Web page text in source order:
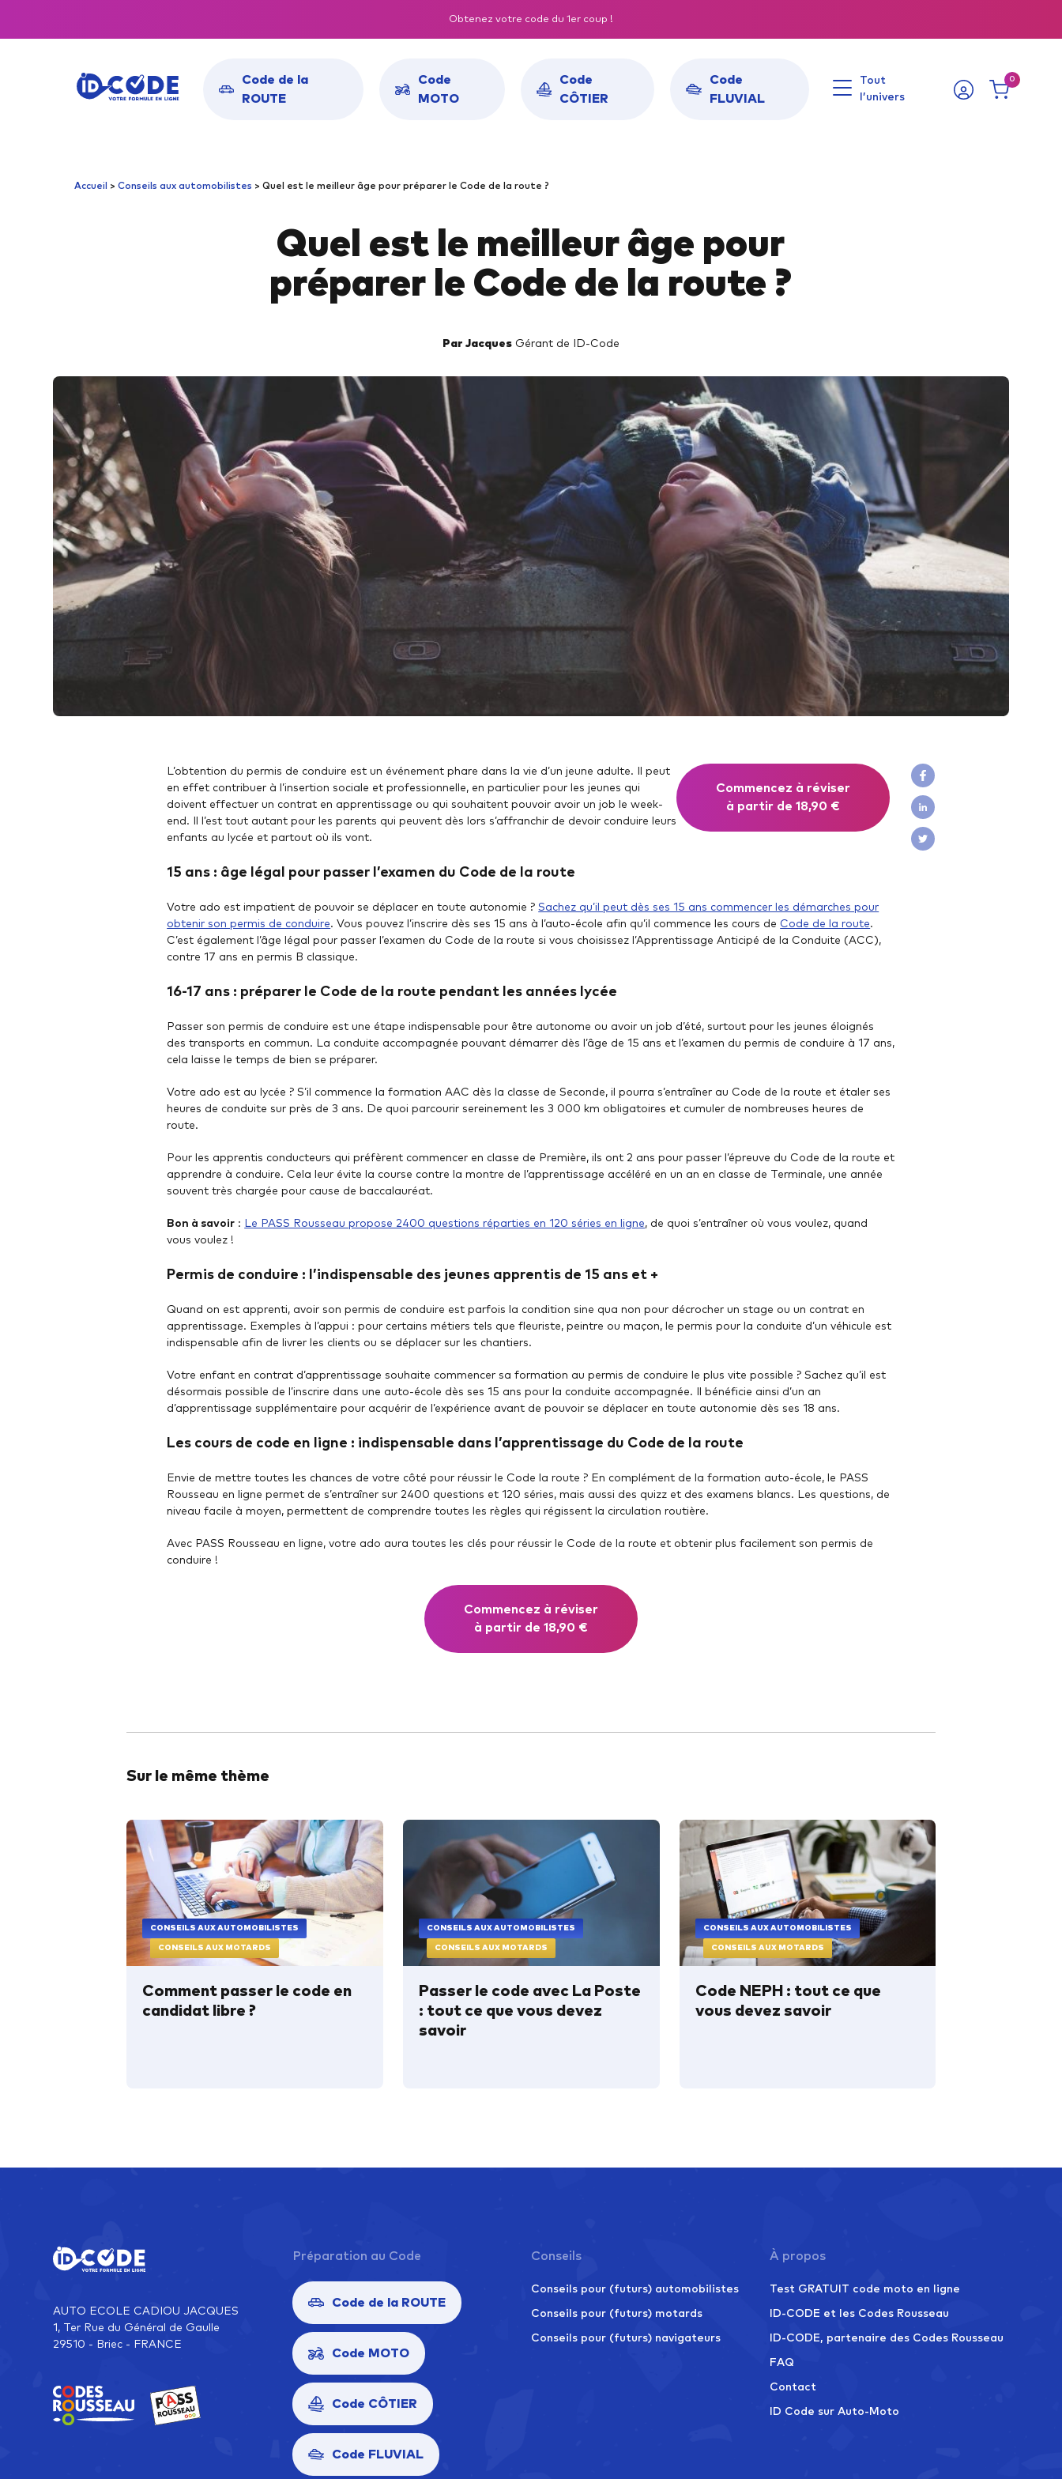
Obtenez votre code du 1er coup !
Code de la
ROUTE
Code
MOTO
Code
CÔTIER
Code
FLUVIAL
Tout
l’univers
0
Toutes nos solutions
PACKS RÉUSSITE ROUSSEAU
Codes Rousseau Moto
Codes Rousseau Côtier
Codes Rousseau Fluvial
Pass Rousseau Moto
Pass Rousseau Côtier
Pass Rousseau Fluvial
Livre code Moto – ETM
Livre code Côtier
Livre code Fluvial
Test gratuit code moto (40 questions)
Passer le permis moto avec le CPF
Les types de permis moto
Avoir son permis moto en 5 étapes
Épreuve Théorique Moto (ETM)
Prix du permis moto
Faut-il repasser le Code pour le permis
moto ?
Tous nos conseils Moto
CONSEILS AUTO
Code NEPH, à l’aide !
Le code en candidat libre
Passer le code avec La Poste
En combien de temps obtenir mon permis
Combien coûte le Code de la route ?
Les démarches pour passer son Code
Passer son Code de la route à 15 ans
Le meilleur âge pour préparer le Code
Tous nos conseils Auto
Combien coûte le permis bateau ?
Les modalités pour passer le permis
bateau
Toutes les questions sur le permis bateau
Les différents types de permis bateau
La meilleure période pour passer son
permis bateau
Tous nos conseils Bateau
Accueil >Conseils aux automobilistes >Quel est le meilleur âge pour préparer le Code de la route ?
Quel est le meilleur âge pour
préparer le Code de la route ?
Par Jacques Gérant de ID-Code
L’obtention du permis de conduire est un événement phare dans la vie d’un jeune adulte. Il peut
en effet contribuer à l’insertion sociale et professionnelle, en particulier pour les jeunes qui
doivent effectuer un contrat en apprentissage ou qui souhaitent pouvoir avoir un job le week-
end. Il l’est tout autant pour les parents qui peuvent dès lors s’affranchir de devoir conduire leurs
enfants au lycée et partout où ils vont.
Commencez à réviser
à partir de 18,90 €
15 ans : âge légal pour passer l’examen du Code de la route
Votre ado est impatient de pouvoir se déplacer en toute autonomie ?Sachez qu’il peut dès ses 15 ans commencer les démarches pour
obtenir son permis de conduire. Vous pouvez l’inscrire dès ses 15 ans à l’auto-école afin qu’il commence les cours de Code de la route.
C’est également l’âge légal pour passer l’examen du Code de la route si vous choisissez l’Apprentissage Anticipé de la Conduite (ACC),
contre 17 ans en permis B classique.
16-17 ans : préparer le Code de la route pendant les années lycée
Passer son permis de conduire est une étape indispensable pour être autonome ou avoir un job d’été, surtout pour les jeunes éloignés
des transports en commun. La conduite accompagnée pouvant démarrer dès l’âge de 15 ans et l’examen du permis de conduire à 17 ans,
cela laisse le temps de bien se préparer.
Votre ado est au lycée ? S’il commence la formation AAC dès la classe de Seconde, il pourra s’entraîner au Code de la route et étaler ses
heures de conduite sur près de 3 ans. De quoi parcourir sereinement les 3 000 km obligatoires et cumuler de nombreuses heures de
route.
Pour les apprentis conducteurs qui préfèrent commencer en classe de Première, ils ont 2 ans pour passer l’épreuve du Code de la route et
apprendre à conduire. Cela leur évite la course contre la montre de l’apprentissage accéléré en un an en classe de Terminale, une année
souvent très chargée pour cause de baccalauréat.
Bon à savoir : Le PASS Rousseau propose 2400 questions réparties en 120 séries en ligne, de quoi s’entraîner où vous voulez, quand
vous voulez !
Permis de conduire : l’indispensable des jeunes apprentis de 15 ans et +
Quand on est apprenti, avoir son permis de conduire est parfois la condition sine qua non pour décrocher un stage ou un contrat en
apprentissage. Exemples à l’appui : pour certains métiers tels que fleuriste, peintre ou maçon, le permis pour la conduite d’un véhicule est
indispensable afin de livrer les clients ou se déplacer sur les chantiers.
Votre enfant en contrat d’apprentissage souhaite commencer sa formation au permis de conduire le plus vite possible ? Sachez qu’il est
désormais possible de l’inscrire dans une auto-école dès ses 15 ans pour la conduite accompagnée. Il bénéficie ainsi d’un an
d’apprentissage supplémentaire pour acquérir de l’expérience avant de pouvoir se déplacer en toute autonomie dès ses 18 ans.
Les cours de code en ligne : indispensable dans l’apprentissage du Code de la route
Envie de mettre toutes les chances de votre côté pour réussir le Code la route ? En complément de la formation auto-école, le PASS
Rousseau en ligne permet de s’entraîner sur 2400 questions et 120 séries, mais aussi des quizz et des examens blancs. Les questions, de
niveau facile à moyen, permettent de comprendre toutes les règles qui régissent la circulation routière.
Avec PASS Rousseau en ligne, votre ado aura toutes les clés pour réussir le Code de la route et obtenir plus facilement son permis de
conduire !
Commencez à réviser
à partir de 18,90 €
Sur le même thème
CONSEILS AUX AUTOMOBILISTES
CONSEILS AUX MOTARDS
Comment passer le code en
candidat libre ?
CONSEILS AUX AUTOMOBILISTES
CONSEILS AUX MOTARDS
Passer le code avec La Poste
: tout ce que vous devez
savoir
CONSEILS AUX AUTOMOBILISTES
CONSEILS AUX MOTARDS
Code NEPH : tout ce que
vous devez savoir
AUTO ECOLE CADIOU JACQUES
1, Ter Rue du Général de Gaulle
29510 - Briec - FRANCE
Préparation au Code
Code de la ROUTE
Code MOTO
Code CÔTIER
Code FLUVIAL
Conseils
Conseils pour (futurs) automobilistes
Conseils pour (futurs) motards
Conseils pour (futurs) navigateurs
À propos
Test GRATUIT code moto en ligne
ID-CODE et les Codes Rousseau
ID-CODE, partenaire des Codes Rousseau
FAQ
Contact
ID Code sur Auto-Moto